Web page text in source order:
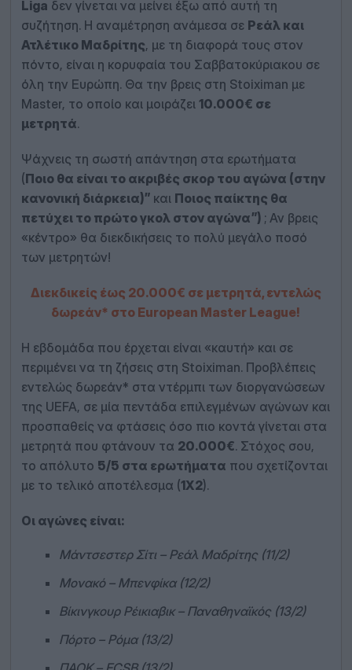
Liga δεν γίνεται να μείνει έξω από αυτή τη
συζήτηση. Η αναμέτρηση ανάμεσα σε Ρεάλ και
Ατλέτικο Μαδρίτης, με τη διαφορά τους στον
πόντο, είναι η κορυφαία του Σαββατοκύριακου σε
όλη την Ευρώπη. Θα την βρεις στη Stoiximan με
Master, το οποίο και μοιράζει 10.000€ σε
μετρητά.
Ψάχνεις τη σωστή απάντηση στα ερωτήματα
(Ποιο θα είναι το ακριβές σκορ του αγώνα (στην
κανονική διάρκεια)”και Ποιος παίκτης θα
πετύχει το πρώτο γκολ στον αγώνα”) ; Αν βρεις
«κέντρο» θα διεκδικήσεις το πολύ μεγάλο ποσό
των μετρητών!
Διεκδικείς έως 20.000€ σε μετρητά, εντελώς
δωρεάν* στο European Master League!
Η εβδομάδα που έρχεται είναι «καυτή» και σε
περιμένει να τη ζήσεις στη Stoiximan. Προβλέπεις
εντελώς δωρεάν* στα ντέρμπι των διοργανώσεων
της UEFA, σε μία πεντάδα επιλεγμένων αγώνων και
προσπαθείς να φτάσεις όσο πιο κοντά γίνεται στα
μετρητά που φτάνουν τα 20.000€. Στόχος σου,
το απόλυτο 5/5 στα ερωτήματα που σχετίζονται
με το τελικό αποτέλεσμα (1Χ2).
Οι αγώνες είναι:
Μάντσεστερ Σίτι – Ρεάλ Μαδρίτης (11/2)
Μονακό – Μπενφίκα (12/2)
Βίκινγκουρ Ρέικιαβικ – Παναθηναϊκός (13/2)
Πόρτο – Ρόμα (13/2)